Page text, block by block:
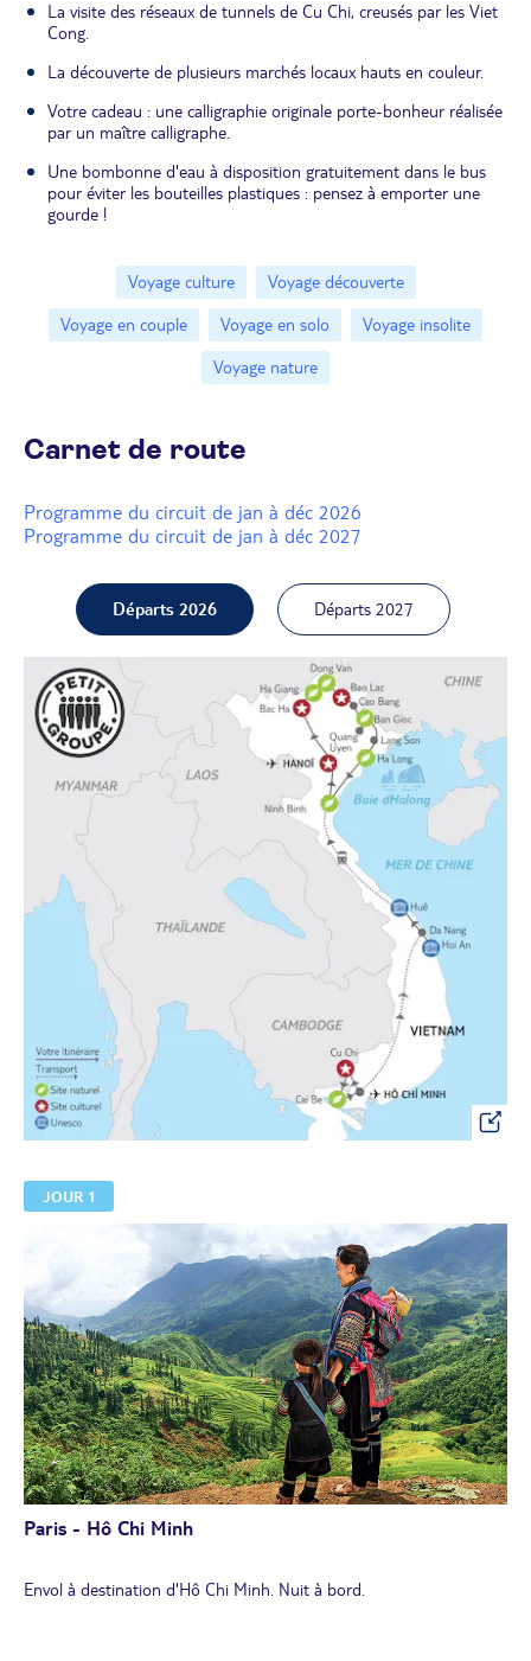
La visite des réseaux de tunnels de Cu Chi, creusés par les Viet
Cong.
La découverte de plusieurs marchés locaux hauts en couleur.
Votre cadeau : une calligraphie originale porte-bonheur réalisée
par un maître calligraphe.
Une bombonne d'eau à disposition gratuitement dans le bus
pour éviter les bouteilles plastiques : pensez à emporter une
gourde !
Voyage culture
Voyage découverte
Voyage en couple
Voyage en solo
Voyage insolite
Voyage nature
Carnet de route
Programme du circuit de jan à déc 2026
Programme du circuit de jan à déc 2027
Départs 2026
JOUR 1
Paris - Hô Chi Minh
Envol à destination d'Hô Chi Minh. Nuit à bord.
Départs 2027